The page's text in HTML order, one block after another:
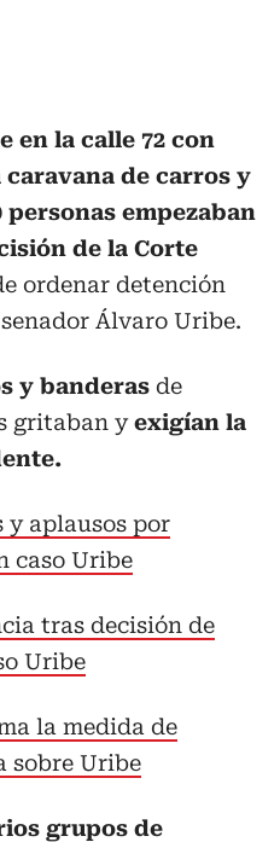
en la calle 72 con
de carros y
empezaban
de la Corte
ordenar detención
Álvaro Uribe.
y banderas de
gritaban yexigían la
y aplausos por
caso Uribe
tras decisión de
Uribe
la medida de
sobre Uribe
grupos de